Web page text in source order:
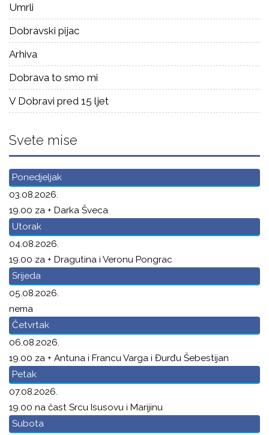
Umrli
Dobravski pijac
Arhiva
Dobrava to smo mi
V Dobravi pred 15 ljet
Svete mise
Ponedjeljak
03.08.2026.
19.00 za + Darka Šveca
Utorak
04.08.2026.
19.00 za + Dragutina i Veronu Pongrac
Srijeda
05.08.2026.
nema
Četvrtak
06.08.2026.
19.00 za + Antuna i Francu Varga i Đurđu Šebestijan
Petak
07.08.2026.
19.00 na čast Srcu Isusovu i Marijinu
Subota